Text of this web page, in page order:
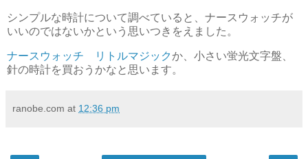
シンプルな時計について調べていると、ナースウォッチが
いいのではないかという思いつきをえました。
ナースウォッチ リトルマジックか、小さい蛍光文字盤、
針の時計を買おうかなと思います。
ranobe.com at 12:36 pm